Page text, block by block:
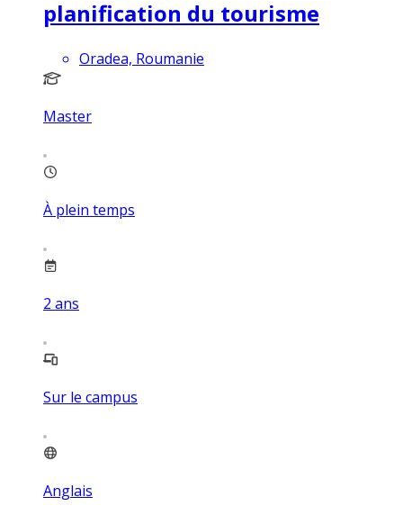
planification du tourisme
Oradea, Roumanie
Master
À plein temps
2 ans
Sur le campus
Anglais